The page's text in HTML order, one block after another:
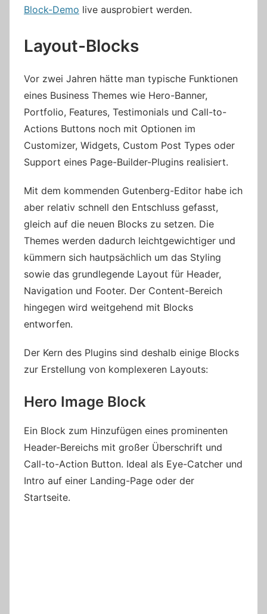
Block-Demo live ausprobiert werden.
Layout-Blocks
Vor zwei Jahren hätte man typische Funktionen
eines Business Themes wie Hero-Banner,
Portfolio, Features, Testimonials und Call-to-
Actions Buttons noch mit Optionen im
Customizer, Widgets, Custom Post Types oder
Support eines Page-Builder-Plugins realisiert.
Mit dem kommenden Gutenberg-Editor habe ich
aber relativ schnell den Entschluss gefasst,
gleich auf die neuen Blocks zu setzen. Die
Themes werden dadurch leichtgewichtiger und
kümmern sich hautpsächlich um das Styling
sowie das grundlegende Layout für Header,
Navigation und Footer. Der Content-Bereich
hingegen wird weitgehend mit Blocks
entworfen.
Der Kern des Plugins sind deshalb einige Blocks
zur Erstellung von komplexeren Layouts:
Hero Image Block
Ein Block zum Hinzufügen eines prominenten
Header-Bereichs mit großer Überschrift und
Call-to-Action Button. Ideal als Eye-Catcher und
Intro auf einer Landing-Page oder der
Startseite.